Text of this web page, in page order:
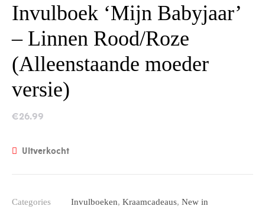
Invulboek ‘Mijn Babyjaar’
– Linnen Rood/Roze
(Alleenstaande moeder
versie)
€26.99
Uitverkocht
Categories Invulboeken, Kraamcadeaus, New in